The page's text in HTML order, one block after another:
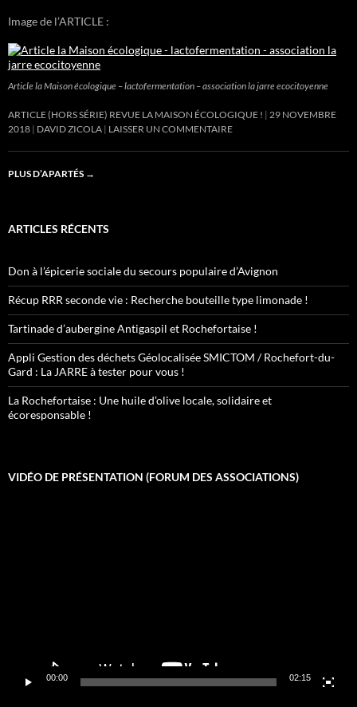
Image de l’ARTICLE :
Article la Maison écologique – lactofermentation – association la jarre ecocitoyenne
ARTICLE (HORS SÉRIE) REVUE LA MAISON ÉCOLOGIQUE !
29 NOVEMBRE
2018 DAVID ZICOLA LAISSER UN COMMENTAIRE
PLUS D’APARTÉS →
ARTICLES RÉCENTS
Don à l’épicerie sociale du secours populaire d’Avignon
Récup RRR seconde vie : Recherche bouteille type limonade !
Tartinade d’aubergine Antigaspil et Rochefortaise !
Appli Gestion des déchets Géolocalisée SMICTOM / Rochefort-du-
Gard : La JARRE à tester pour vous !
La Rochefortaise : Une huile d’olive locale, solidaire et
écoresponsable !
VIDÉO DE PRÉSENTATION (FORUM DES ASSOCIATIONS)
00:00 02:15